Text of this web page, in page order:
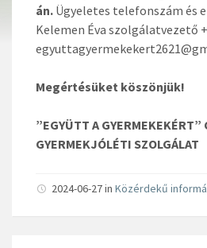
án. Ügyeletes telefonszám és
Kelemen Éva szolgálatvezető
Megértésüket köszönjük!
”EGYÜTT A GYERMEKEKÉRT”
GYERMEKJÓLÉTI SZOLGÁLAT
2024-06-27 in Közérdekű